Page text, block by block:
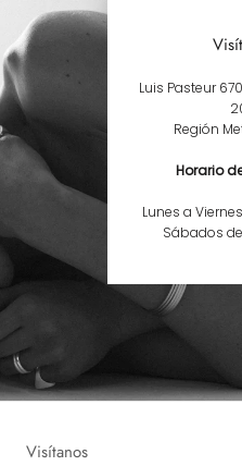
Luis Pasteur
Región
Horario
Lunes a
Sábados de
Visítanos